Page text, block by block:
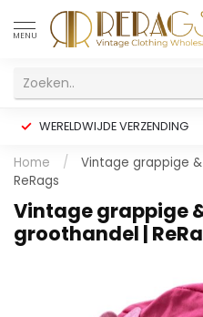
MENU
WERELDWIJDE VERZENDING
Home /
Vintage grappige
ReRags
Vintage grappige
groothandel |